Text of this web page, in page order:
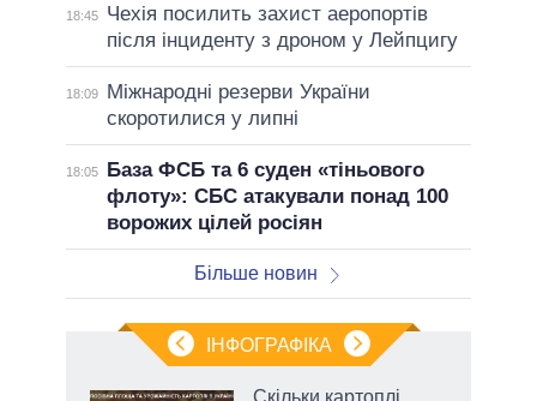
18:45
Чехія посилить захист аеропортів
після інциденту з дроном у Лейпцигу
18:09
Міжнародні резерви України
скоротилися у липні
18:05
База ФСБ та 6 суден «тіньового
флоту»: СБС атакували понад 100
ворожих цілей росіян
Більше новин
ІНФОГРАФІКА
Скільки картоплі